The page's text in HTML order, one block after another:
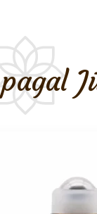
PP
Unisex
55ml